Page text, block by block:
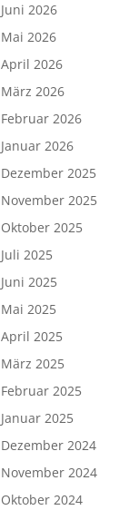
Juni 2026
Mai 2026
April 2026
März 2026
Februar 2026
Januar 2026
Dezember 2025
November 2025
Oktober 2025
Juli 2025
Juni 2025
Mai 2025
April 2025
März 2025
Februar 2025
Januar 2025
Dezember 2024
November 2024
Oktober 2024